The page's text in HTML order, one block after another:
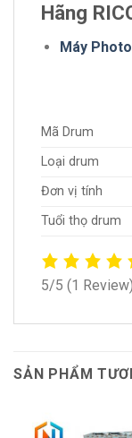
Hãng
Máy
Mã Drum
Loại drum
Đơn vị tính
Tuổi thọ drum
5/5 (1 Review)
SẢN PHẨM